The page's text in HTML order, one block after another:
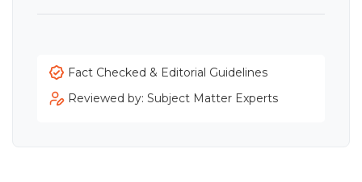
Fact Checked & Editorial Guidelines
Reviewed by: Subject Matter Experts